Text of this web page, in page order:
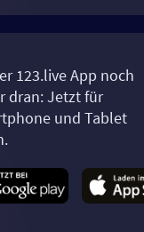
123.live App noch
dran: Jetzt für
und Tablet